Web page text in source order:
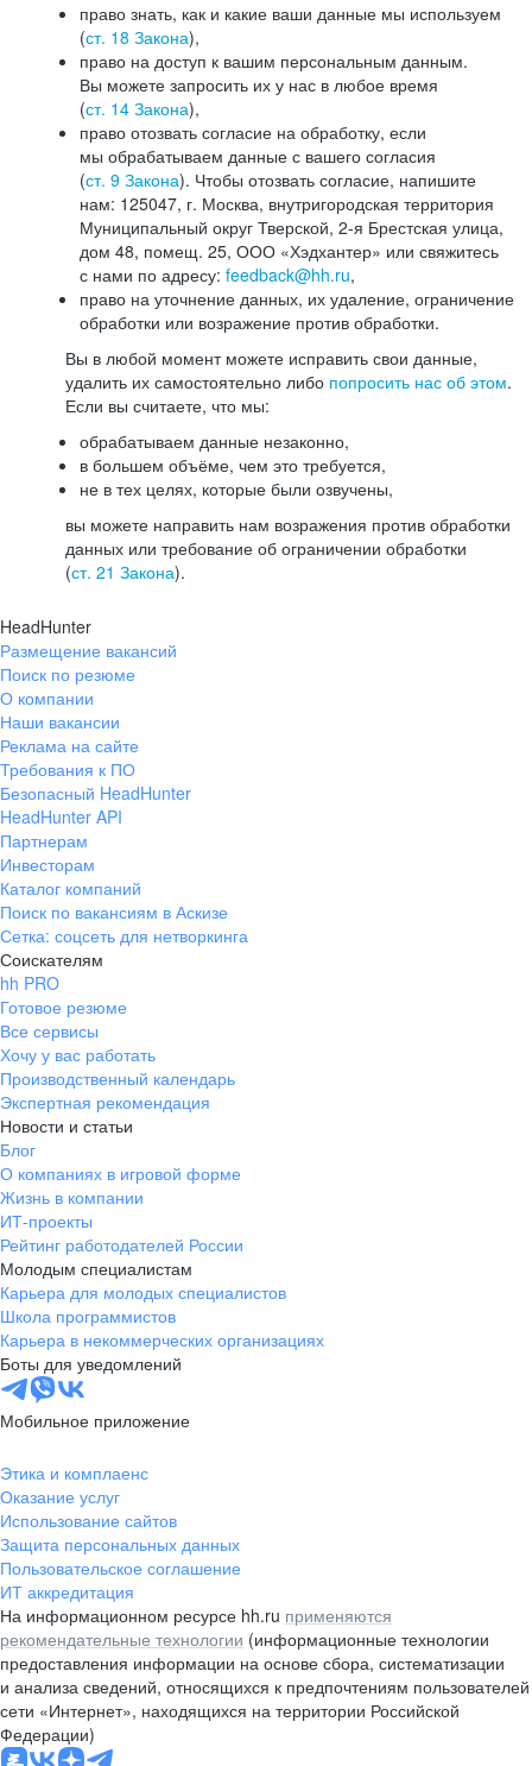
право знать, как и какие ваши данные мы используем
(ст. 18 Закона),
право на доступ к вашим персональным данным.
Вы можете запросить их у нас в любое время
(ст. 14 Закона),
право отозвать согласие на обработку, если
мы обрабатываем данные с вашего согласия
(ст. 9 Закона). Чтобы отозвать согласие, напишите
нам: 125047, г. Москва, внутригородская территория
Муниципальный округ Тверской, 2-я Брестская улица,
дом 48, помещ. 25, ООО «Хэдхантер» или свяжитесь
с нами по адресу: feedback@hh.ru,
право на уточнение данных, их удаление, ограничение
обработки или возражение против обработки.
Вы в любой момент можете исправить свои данные,
удалить их самостоятельно либо попросить нас об этом.
Если вы считаете, что мы:
обрабатываем данные незаконно,
в большем объёме, чем это требуется,
не в тех целях, которые были озвучены,
вы можете направить нам возражения против обработки
данных или требование об ограничении обработки
(ст. 21 Закона).
HeadHunter
Размещение вакансий
Поиск по резюме
О компании
Наши вакансии
Реклама на сайте
Требования к ПО
Безопасный HeadHunter
HeadHunter API
Партнерам
Инвесторам
Каталог компаний
Поиск по вакансиям в Аскизе
Сетка: соцсеть для нетворкинга
Соискателям
hh PRO
Готовое резюме
Все сервисы
Хочу у вас работать
Производственный календарь
Экспертная рекомендация
Новости и статьи
Блог
О компаниях в игровой форме
Жизнь в компании
ИТ-проекты
Рейтинг работодателей России
Молодым специалистам
Карьера для молодых специалистов
Школа программистов
Карьера в некоммерческих организациях
Боты для уведомлений
Мобильное приложение
Этика и комплаенс
Оказание услуг
Использование сайтов
Защита персональных данных
Пользовательское соглашение
ИТ аккредитация
На информационном ресурсе hh.ru применяются
рекомендательные технологии (информационные технологии
предоставления информации на основе сбора, систематизации
и анализа сведений, относящихся к предпочтениям пользователей
сети «Интернет», находящихся на территории Российской
Федерации)